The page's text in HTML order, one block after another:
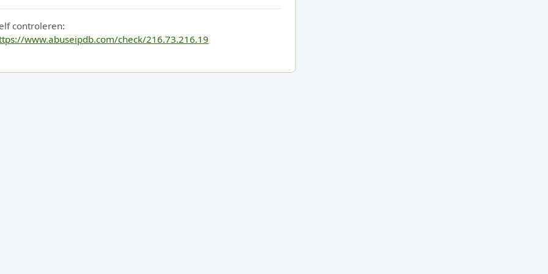
controleren:
www.abuseipdb.com/check/216.73.216.19